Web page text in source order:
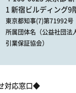
1 新宿ビルディング9
東京都知事(7)第71992号
所属団体名（公益社団法
引業保証協会）
対応窓口◆